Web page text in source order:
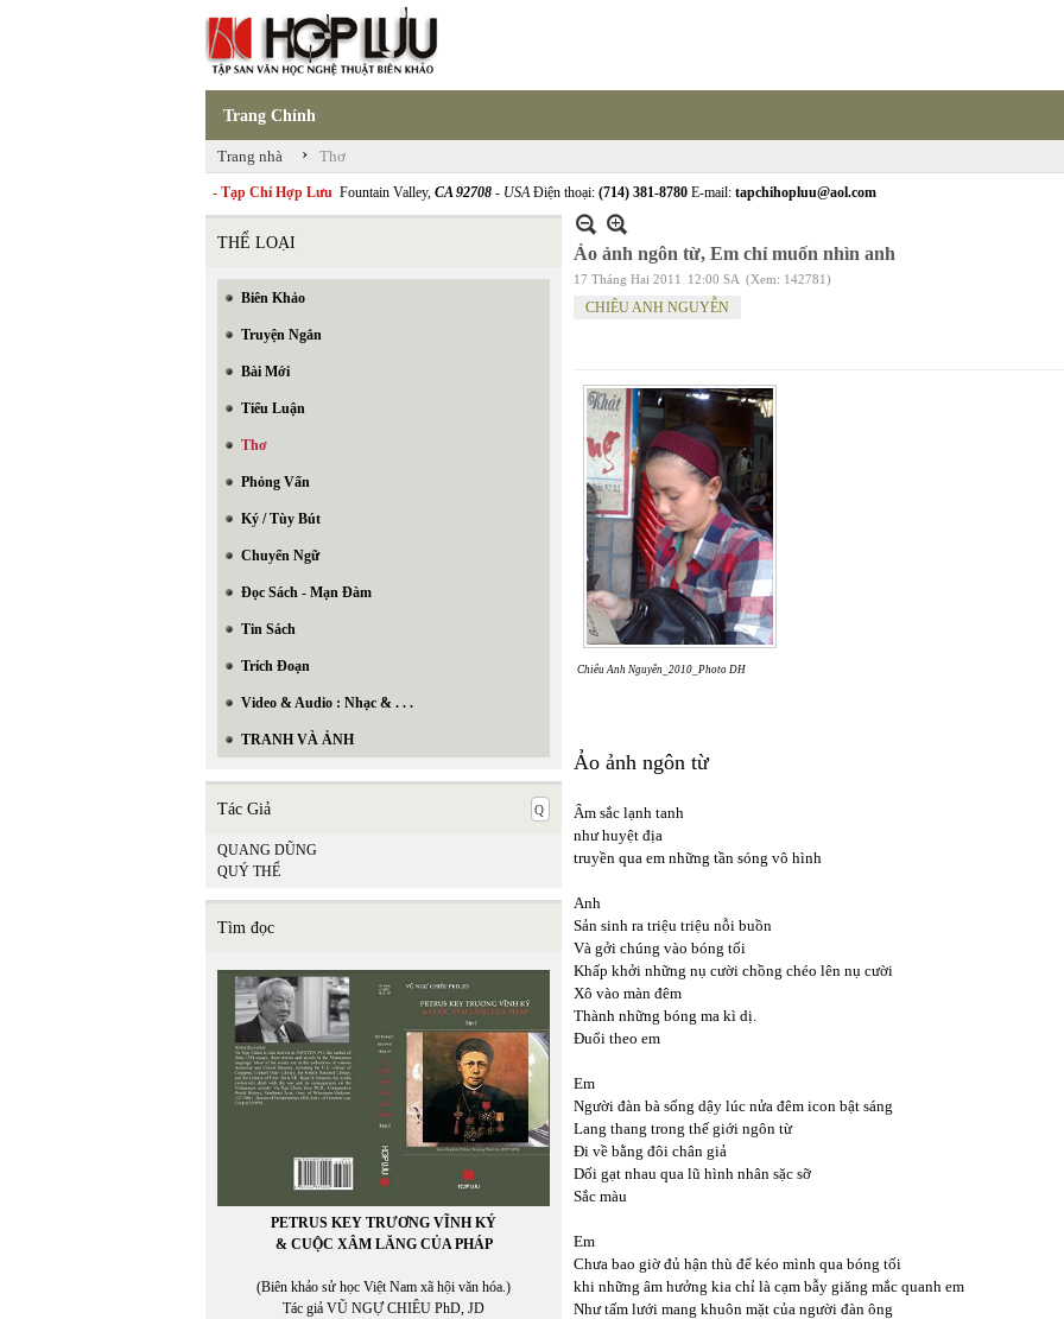
Trang Chính
Trang nhà › Thơ
- Tạp Chí Hợp Lưu Fountain Valley, CA 92708 - USAĐiện thoại: (714) 381-8780 E-mail: tapchihopluu@aol.com
THỂ LOẠI
Biên Khảo
Truyện Ngắn
Bài Mới
Tiểu Luận
Thơ
Phỏng Vấn
Ký / Tùy Bút
Chuyển Ngữ
Đọc Sách - Mạn Đàm
Tin Sách
Trích Đoạn
Video & Audio : Nhạc & . . .
TRANH VÀ ẢNH
Tác Giả
QUANG DŨNG
QUÝ THỂ
Tìm đọc
PETRUS KEY TRƯƠNG VĨNH KÝ
& CUỘC XÂM LĂNG CỦA PHÁP
(Biên khảo sử học Việt Nam xã hội văn hóa.)
Tác giả VŨ NGỰ CHIÊU PhD, JD
Ảo ảnh ngôn từ, Em chỉ muốn nhìn anh
17 Tháng Hai 2011 12:00 SA (Xem: 142781)
CHIÊU ANH NGUYỄN
Chiêu Anh Nguyễn_2010_Photo DH
Ảo ảnh ngôn từ
Âm sắc lạnh tanh
như huyệt địa
truyền qua em những tần sóng vô hình
Anh
Sản sinh ra triệu triệu nỗi buồn
Và gởi chúng vào bóng tối
Khấp khởi những nụ cười chồng chéo lên nụ cười
Xô vào màn đêm
Thành những bóng ma kì dị.
Đuổi theo em
Em
Người đàn bà sống dậy lúc nửa đêm icon bật sáng
Lang thang trong thế giới ngôn từ
Đi về bằng đôi chân giả
Dối gạt nhau qua lũ hình nhân sặc sỡ
Sắc màu
Em
Chưa bao giờ đủ hận thù để kéo mình qua bóng tối
khi những âm hưởng kia chỉ là cạm bẫy giăng mắc quanh em
Như tấm lưới mang khuôn mặt của người đàn ông